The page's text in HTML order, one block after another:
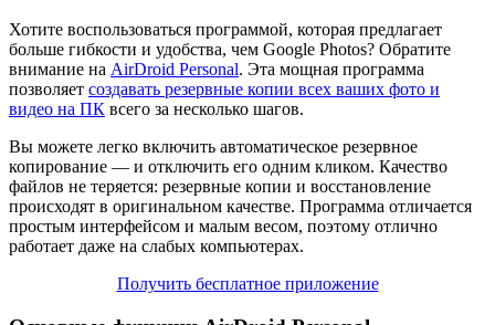
Хотите воспользоваться программой, которая предлагает
больше гибкости и удобства, чем Google Photos? Обратите
внимание на AirDroid Personal. Эта мощная программа
позволяет создавать резервные копии всех ваших фото и
видео на ПК всего за несколько шагов.
Вы можете легко включить автоматическое резервное
копирование — и отключить его одним кликом. Качество
файлов не теряется: резервные копии и восстановление
происходят в оригинальном качестве. Программа отличается
простым интерфейсом и малым весом, поэтому отлично
работает даже на слабых компьютерах.
Получить бесплатное приложение